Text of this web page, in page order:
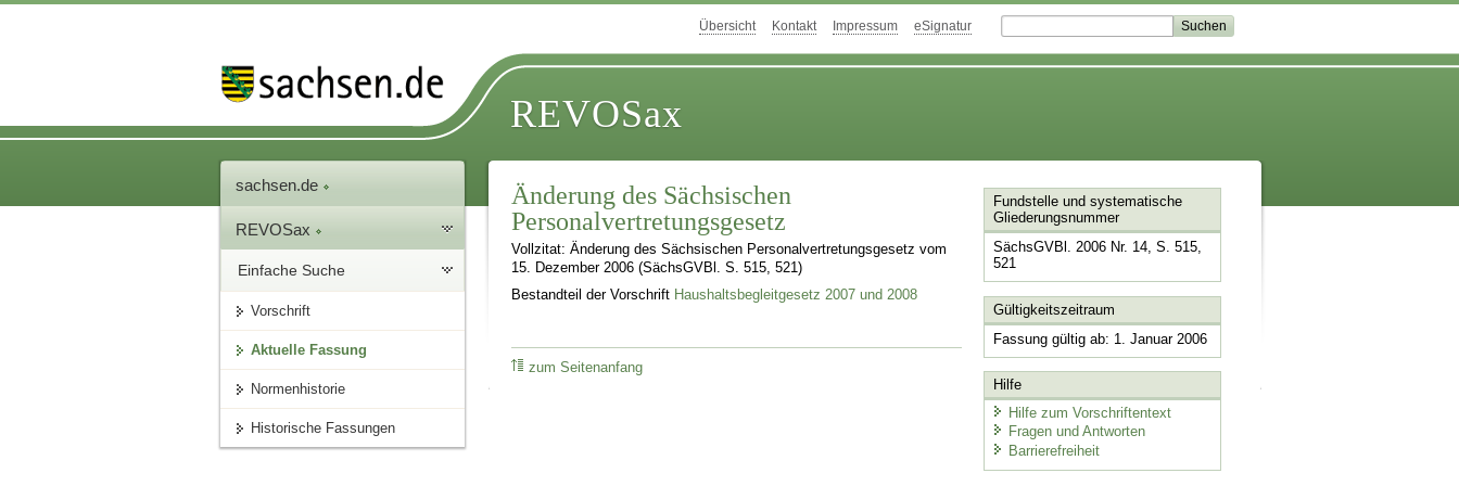
Übersicht Kontakt Impressum eSignatur
REVOSax
sachsen.de
REVOSax
Einfache Suche
Vorschrift
Aktuelle Fassung
Normenhistorie
Historische Fassungen
Änderung des Sächsischen
Personalvertretungsgesetz
Vollzitat: Änderung des Sächsischen Personalvertretungsgesetz vom
15. Dezember 2006 (SächsGVBl. S. 515, 521)
Bestandteil der Vorschrift Haushaltsbegleitgesetz 2007 und 2008
zum Seitenanfang
Fundstelle und systematische
Gliederungsnummer
SächsGVBl. 2006 Nr. 14, S. 515,
521
Gültigkeitszeitraum
Fassung gültig ab: 1. Januar 2006
Hilfe
Hilfe zum Vorschriftentext
Fragen und Antworten
Barrierefreiheit